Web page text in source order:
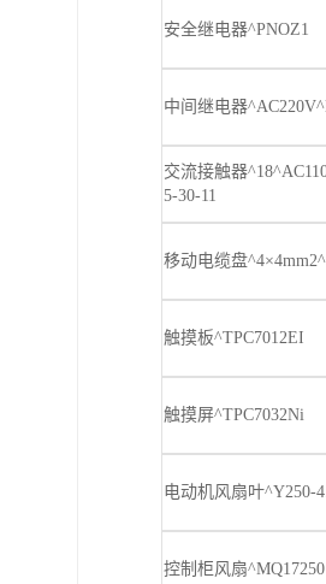
安全继电器^PNOZ1
中间继电器
交流接触器
5-30-11
移动电缆盘
触摸板^TPC7012EI
触摸屏^TPC7032Ni
电动机风扇叶^Y250-
控制柜风扇^MQ17250